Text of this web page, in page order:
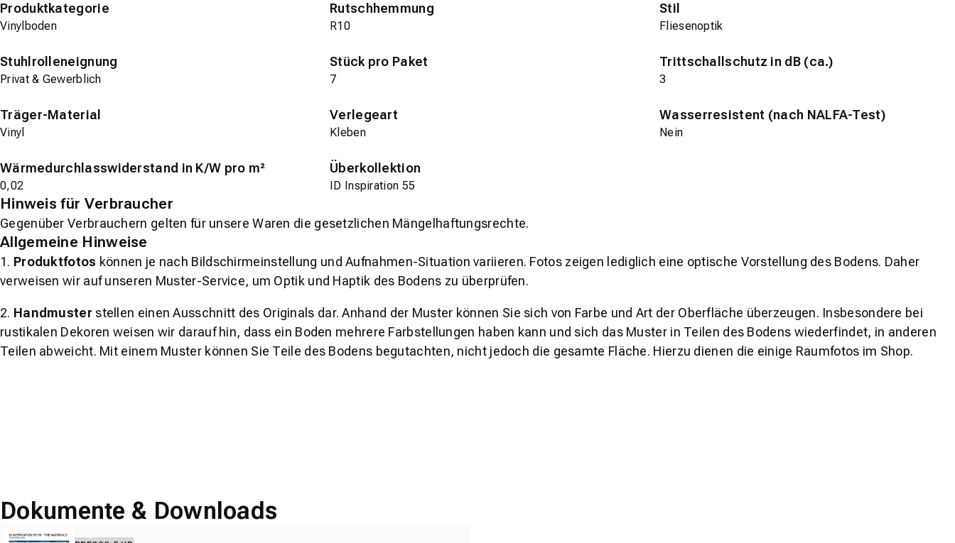
Produktkategorie
Vinylboden
Rutschhemmung
R10
Stil
Fliesenoptik
Stuhlrolleneignung
Privat & Gewerblich
Stück pro Paket
7
Trittschallschutz in dB (ca.)
3
Träger-Material
Vinyl
Verlegeart
Kleben
Wasserresistent (nach NALFA-Test)
Nein
Wärmedurchlasswiderstand in K/W pro m²
0,02
Überkollektion
ID Inspiration 55
Hinweis für Verbraucher
Gegenüber Verbrauchern gelten für unsere Waren die gesetzlichen Mängelhaftungsrechte.
Allgemeine Hinweise
1. Produktfotos können je nach Bildschirmeinstellung und Aufnahmen-Situation variieren. Fotos zeigen lediglich eine optische Vorstellung des Bodens. Daher
verweisen wir auf unseren Muster-Service, um Optik und Haptik des Bodens zu überprüfen.
2. Handmuster stellen einen Ausschnitt des Originals dar. Anhand der Muster können Sie sich von Farbe und Art der Oberfläche überzeugen. Insbesondere bei
rustikalen Dekoren weisen wir darauf hin, dass ein Boden mehrere Farbstellungen haben kann und sich das Muster in Teilen des Bodens wiederfindet, in anderen
Teilen abweicht. Mit einem Muster können Sie Teile des Bodens begutachten, nicht jedoch die gesamte Fläche. Hierzu dienen die einige Raumfotos im Shop.
Dokumente & Downloads